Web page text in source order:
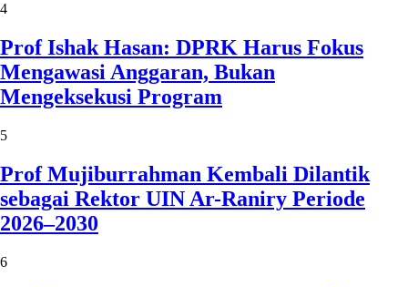
4
Prof Ishak Hasan: DPRK Harus Fokus
Mengawasi Anggaran, Bukan
Mengeksekusi Program
5
Prof Mujiburrahman Kembali Dilantik
sebagai Rektor UIN Ar-Raniry Periode
2026–2030
6